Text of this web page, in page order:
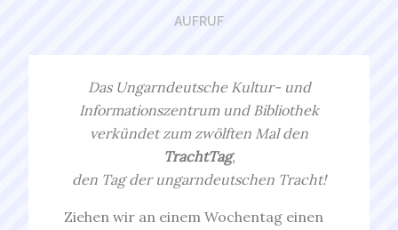
AUFRUF
Das Ungarndeutsche Kultur- und
Informationszentrum und Bibliothek
verkündet zum zwölften Mal den
TrachtTag,
den Tag der ungarndeutschen Tracht!
Ziehen wir an einem Wochentag einen